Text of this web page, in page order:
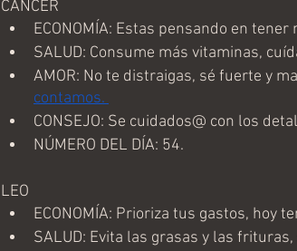
CÁNCER
ECONOMÍA: Estas pensando en
SALUD: Consume más vitaminas,
AMOR: No te distraigas, sé fuerte y
contamos.
CONSEJO: Se cuidados@ con los
NÚMERO DEL DÍA: 54.
LEO
ECONOMÍA: Prioriza tus gastos, hoy
SALUD: Evita las grasas y las